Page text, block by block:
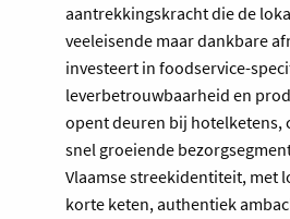
aantrekkingskracht die de
veeleisende maar dankbare
investeert in foodservice-
leverbetrouwbaarheid en
opent deuren bij hotelketens,
snel groeiende
Vlaamse streekidentiteit, met
korte keten, authentiek